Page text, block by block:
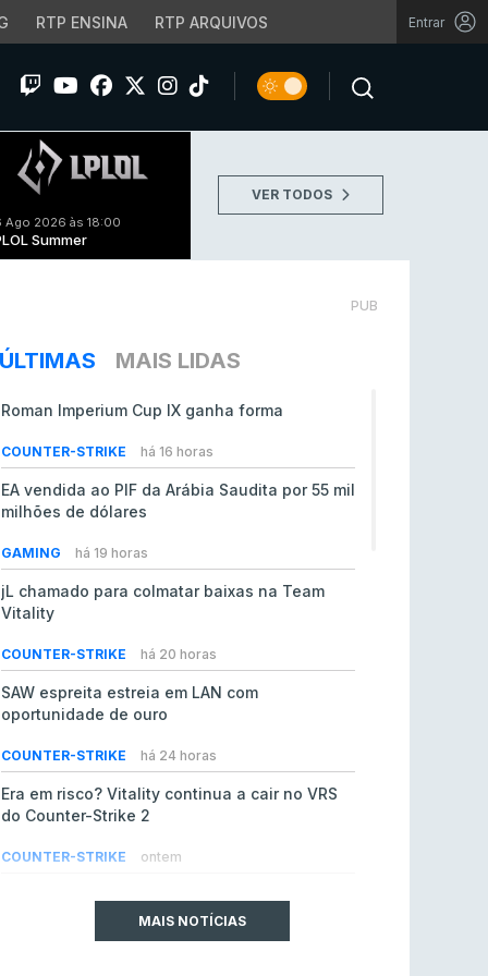
RTP ENSINA RTP ARQUIVOS Entrar
Ago 2026 às 18:00
Summer
VER TODOS
PUB
ÚLTIMAS MAIS LIDAS
Roman Imperium Cup IX ganha forma
COUNTER-STRIKE há 16 horas
EA vendida ao PIF da Arábia Saudita por 55 mil
milhões de dólares
GAMING há 19 horas
jL chamado para colmatar baixas na Team
Vitality
COUNTER-STRIKE há 20 horas
SAW espreita estreia em LAN com
oportunidade de ouro
COUNTER-STRIKE há 24 horas
Era em risco? Vitality continua a cair no VRS
do Counter-Strike 2
COUNTER-STRIKE ontem
comunitários de League of Legends
MAIS NOTÍCIAS